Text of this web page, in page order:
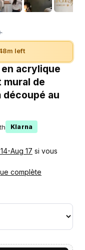
left
acrylique
mural de
au
Klarna
Aug 17 si vous
complète